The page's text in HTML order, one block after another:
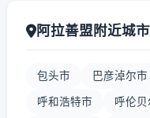
阿拉善盟附近城市
包头市 巴彦淖尔市
呼和浩特市 呼伦贝